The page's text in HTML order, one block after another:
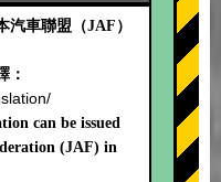
汽車聯盟（JAF）
：
can be issued
(JAF) in